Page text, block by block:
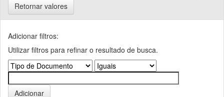
Retornar valores
Adicionar filtros:
Utilizar filtros para refinar o resultado de busca.